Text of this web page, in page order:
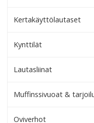
Kertakäyttölautaset
Kynttilät
Lautasliinat
Muffinssivuoat &
Oviverhot